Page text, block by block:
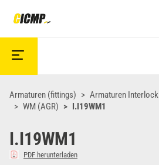
Armaturen (fittings) Armaturen Interlock
WM (AGR)
I.I19WM1
I.I19WM1
PDF herunterladen